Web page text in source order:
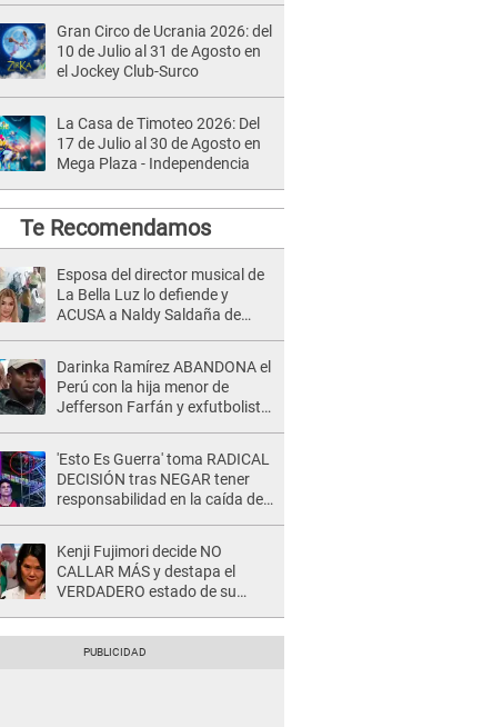
Gran Circo de Ucrania 2026: del
10 de Julio al 31 de Agosto en
el Jockey Club-Surco
La Casa de Timoteo 2026: Del
17 de Julio al 30 de Agosto en
Mega Plaza - Independencia
Te Recomendamos
Esposa del director musical de
La Bella Luz lo defiende y
ACUSA a Naldy Saldaña de
Darinka Ramírez ABANDONA el
Perú con la hija menor de
Jefferson Farfán y exfutbolista
'Esto Es Guerra' toma RADICAL
DECISIÓN tras NEGAR tener
responsabilidad en la caída de
Kenji Fujimori decide NO
CALLAR MÁS y destapa el
VERDADERO estado de su
suegra..."